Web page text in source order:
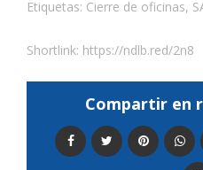
Etiquetas: Cierre de oficinas,
Shortlink: https://ndlb.red/2n8
Compartir en